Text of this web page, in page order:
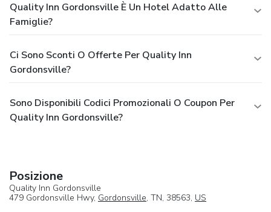
Quality Inn Gordonsville È Un Hotel Adatto Alle
Famiglie?
Ci Sono Sconti O Offerte Per Quality Inn
Gordonsville?
Sono Disponibili Codici Promozionali O Coupon Per
Quality Inn Gordonsville?
Posizione
Quality Inn Gordonsville
479 Gordonsville Hwy, Gordonsville, TN, 38563, US